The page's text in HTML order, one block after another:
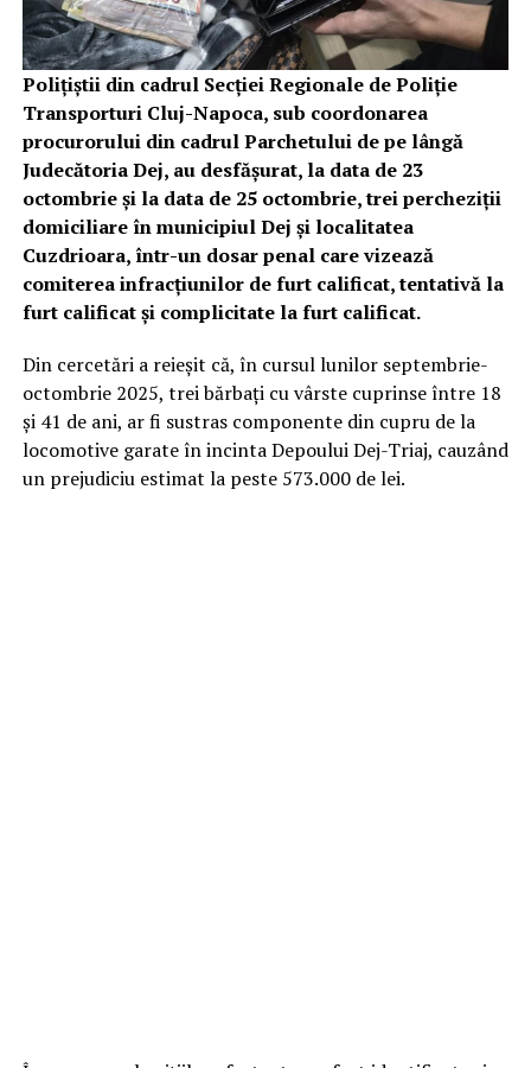
Polițiștii din cadrul Secției Regionale de Poliție
Transporturi Cluj-Napoca, sub coordonarea
procurorului din cadrul Parchetului de pe lângă
Judecătoria Dej, au desfășurat, la data de 23
octombrie și la data de 25 octombrie, trei percheziții
domiciliare în municipiul Dej și localitatea
Cuzdrioara, într-un dosar penal care vizează
comiterea infracțiunilor de furt calificat, tentativă la
furt calificat și complicitate la furt calificat.
Din cercetări a reieșit că, în cursul lunilor septembrie-
octombrie 2025, trei bărbați cu vârste cuprinse între 18
și 41 de ani, ar fi sustras componente din cupru de la
locomotive garate în incinta Depoului Dej-Triaj, cauzând
un prejudiciu estimat la peste 573.000 de lei.